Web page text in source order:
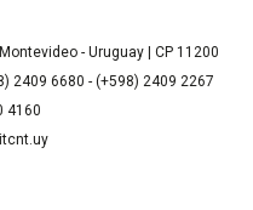
- Uruguay | CP 11200
2409 6680 - (+598) 2409 2267
4160